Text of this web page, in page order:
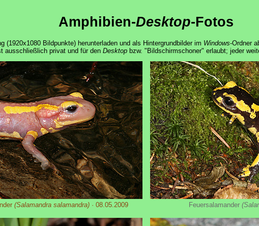
Amphibien-Desktop-Fotos
(1920x1080 Bildpunkte) herunterladen und als Hintergrundbilder im Windows-Ordner
ausschließlich privat und für den Desktop bzw. "Bildschirmschoner" erlaubt; jeder
(Salamandra salamandra) · 08.05.2009 Feuersalamander